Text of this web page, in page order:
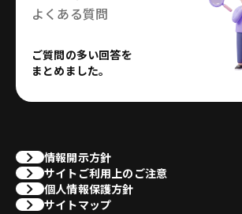
よくある質問
ご質問の多い回答を
まとめました。
情報開示方針
サイトご利用上のご注意
個人情報保護方針
サイトマップ